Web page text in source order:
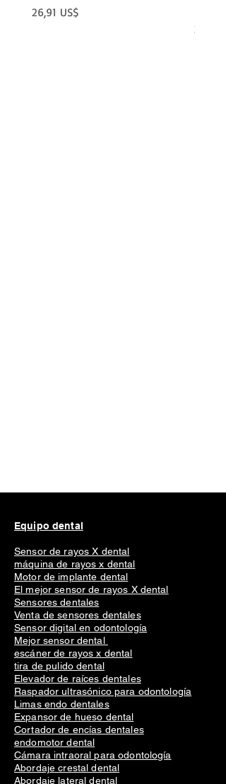
Precio
26,91 US$
Precio
21,86
Equipo dental
Sensor de rayos X dental
máquina de rayos x dental
Motor de implante dental
El mejor sensor de rayos X dental
Sensores dentales
Venta de sensores dentales
Sensor digital en odontología
Mejor sensor dental
escáner de rayos x dental
tira de pulido dental
Elevador de raíces dentales
Raspador ultrasónico para odontología
Limas endo dentales
Expansor de hueso dental
Cortador de encías dentales
endomotor dental
Cámara intraoral para odontología
Abordaje crestal dental
Abordaje lateral dental